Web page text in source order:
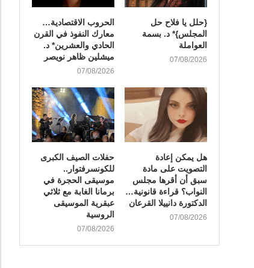
{حلل يا فلاح حل
المجلس}* د. بسمة
العواملة
07/08/2026
الحروب الاقتصادية…
معارك النفوذ في القرن
الحادي والعشرين* د.
ميشلين ظاهر نويصر
07/08/2026
هل يمكن إعادة
التصويت على مادة
سبق أن أقرها مجلس
النواب؟ قراءة قانونية…
الدكتورة دانييلا القرعان
07/08/2026
​حفلات الصيف الكبرى
للكونسرفتوار..
موسيقى الحجرة في
برمانا الغابة مع ثلاثي
عبقرية الموسيقى
الروسية
07/08/2026